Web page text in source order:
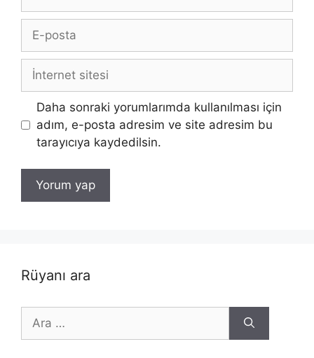
posta
İnternet
sitesi
Daha sonraki yorumlarımda kullanılması için
adım, e-posta adresim ve site adresim bu
tarayıcıya kaydedilsin.
Rüyanı ara
için